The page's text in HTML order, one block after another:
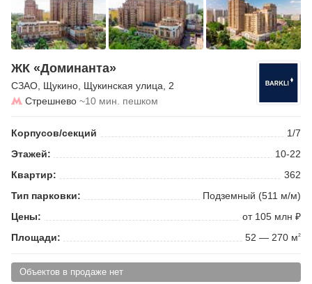
ЖК «Доминанта»
СЗАО Щукино Щукинская улица , 2
Стрешнево ~10 мин. пешком
Корпусов/секций
1/7
Этажей:
10-22
Квартир:
362
Тип парковки:
Подземный (511 м/м)
Цены:
от 105 млн ₽
Площади:
52 — 270 м2
Объектов в продаже нет